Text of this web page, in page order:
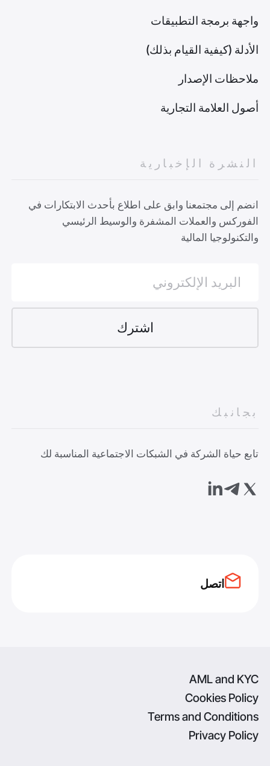
واجهة برمجة التطبيقات
الأدلة (كيفية القيام بذلك)
ملاحظات الإصدار
أصول العلامة التجارية
النشرة الإخبارية
انضم إلى مجتمعنا وابق على اطلاع بأحدث الابتكارات في
الفوركس والعملات المشفرة والوسيط الرئيسي
والتكنولوجيا المالية
بجانبك
تابع حياة الشركة في الشبكات الاجتماعية المناسبة لك
اتصل
AML and KYC
Cookies Policy
Terms and Conditions
Privacy Policy